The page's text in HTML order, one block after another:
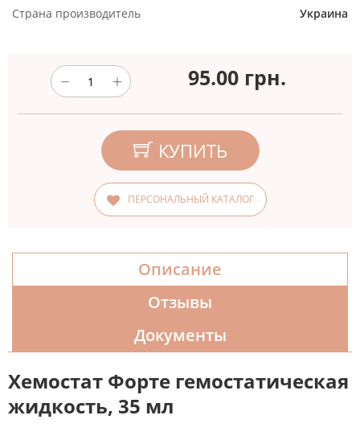
Страна производитель
Украина
95.00 грн.
КУПИТЬ
ПЕРСОНАЛЬНЫЙ КАТАЛОГ
Описание
Отзывы
Документы
Хемостат Форте гемостатическая
жидкость, 35 мл